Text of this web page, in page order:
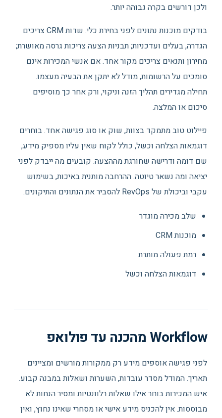
ולכן דורשים בקרה גבוהה יותר.
בודקים מוכנות נתונים לפני בחירת כלי. שדות CRM צריכים
הגדרה, בעלים ועדכניות; תבניות הצעה צריכות גרסה מאושרת;
מחירון ותנאים צריכים מקור אחד. אם אנשי המכירות אינם
סומכים על הרשומות, מודל לא יתקן את הבעיה מעצמו.
תחילה מגדירים תהליך הזנה וניקוי, ורק אחר כך מוסיפים
סיכום או המלצה.
פיילוט טוב מתמקד בצוות, שוק או סוג פגישה אחד. בוחרים
דוגמאות הצלחה וכשל, כולל לקוח שאין עליו מספיק מידע,
שם דומה ודרישה שחורגת מההצעה. קובעים מה ייבדק לפני
יציאה ומה נשאר טיוטה. ההרחבה מותנית באיכות, בשימוש
עקבי וביכולת של RevOps להסביר את הנתונים והתיקונים.
שלב מכירה מוגדר
מוכנות CRM
רמת פעולה מותרת
דוגמאות הצלחה וכשל
Workflow מהכנה עד פולואפ
לפני פגישה אוספים מידע רק ממקורות מורשים ומציינים
תאריך. המודל מסדר עובדות, השערות ושאלות במבנה קבוע.
איש המכירות בוחר אילו שאלות רלוונטיות ומסיר הנחות לא
מבוססות. אין להכניס מידע אישי או מסחרי שאינו נחוץ, ואין